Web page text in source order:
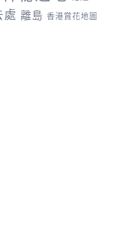
處 離島 香港賞花地圖